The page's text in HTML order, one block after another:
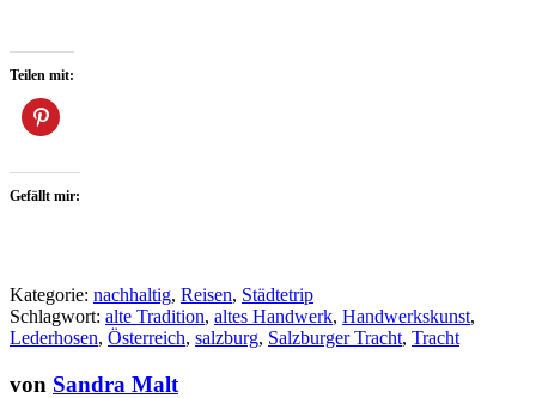
Teilen mit:
Gefällt mir:
Kategorie: nachhaltig, Reisen, Städtetrip
Schlagwort: alte Tradition, altes Handwerk, Handwerkskunst,
Lederhosen, Österreich, salzburg, Salzburger Tracht, Tracht
von Sandra Malt